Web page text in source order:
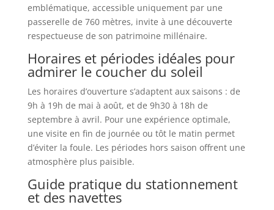
emblématique, accessible uniquement par une
passerelle de 760 mètres, invite à une découverte
respectueuse de son patrimoine millénaire.
Horaires et périodes idéales pour
admirer le coucher du soleil
Les horaires d’ouverture s’adaptent aux saisons : de
9h à 19h de mai à août, et de 9h30 à 18h de
septembre à avril. Pour une expérience optimale,
une visite en fin de journée ou tôt le matin permet
d’éviter la foule. Les périodes hors saison offrent une
atmosphère plus paisible.
Guide pratique du stationnement
et des navettes